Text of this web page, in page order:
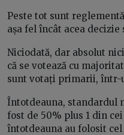
Peste tot sunt
așa fel încât acea decizie
Niciodată, dar absolut
că se votează cu
sunt votați primarii, într-
Întotdeauna, standardul
fost de 50% plus 1 din
întotdeauna au folosit